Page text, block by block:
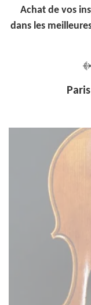
Achat de vos
dans les